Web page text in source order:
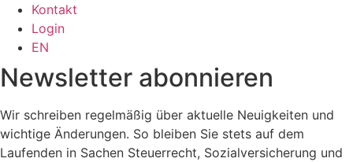
Kontakt
Login
EN
Newsletter abonnieren
Wir schreiben regelmäßig über aktuelle Neuigkeiten und
wichtige Änderungen. So bleiben Sie stets auf dem
Laufenden in Sachen Steuerrecht, Sozialversicherung und